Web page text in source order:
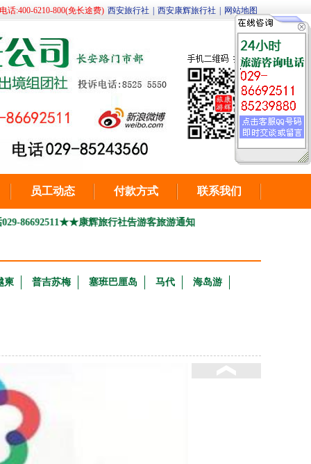
话:400-6210-800(免长途费) 西安旅行社 西安康辉旅行社 网站地图
员工动态 付款方式 联系我们
★★康辉旅行社告游客旅游通知书 ---★★西安市最新的18个出入境
柬 普吉苏梅 塞班巴厘岛 马代 海岛游